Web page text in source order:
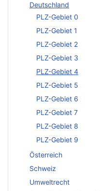
Deutschland
PLZ-Gebiet 0
PLZ-Gebiet 1
PLZ-Gebiet 2
PLZ-Gebiet 3
PLZ-Gebiet 4
PLZ-Gebiet 5
PLZ-Gebiet 6
PLZ-Gebiet 7
PLZ-Gebiet 8
PLZ-Gebiet 9
Österreich
Schweiz
Umweltrecht